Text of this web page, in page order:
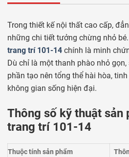
Trong thiết kế nội thất cao cấp,
những chi tiết tưởng chừng nhỏ bé.
trang trí 101-14 chính là minh
Dù chỉ là một thanh phào nhỏ
phần tạo nên tổng thể hài hòa,
không gian sống hiện đại.
Thông số kỹ thuật sản
trang trí 101-14
Thuộc tính sản phẩm